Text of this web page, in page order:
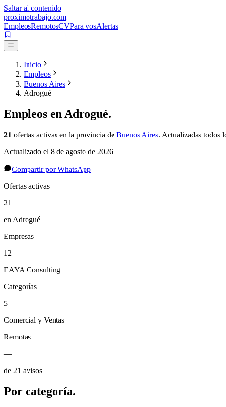
Saltar al contenido
proximotrabajo.com
EmpleosRemotosCVPara vosAlertas
Inicio
Empleos
Buenos Aires
Adrogué
Empleos enAdrogué.
21 ofertas activas en la provincia de Buenos Aires. Actualizadas todos
Actualizado el 8 de agosto de 2026
Compartir por WhatsApp
Ofertas activas
21
en Adrogué
Empresas
12
EAYA Consulting
Categorías
5
Comercial y Ventas
Remotas
—
de 21 avisos
Por categoría.